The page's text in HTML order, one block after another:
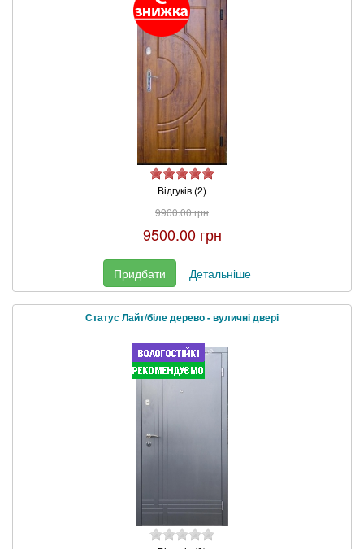
Відгуків (2)
9900.00 грн
9500.00 грн
Придбати Детальніше
Статус Лайт/біле дерево - вуличні двері